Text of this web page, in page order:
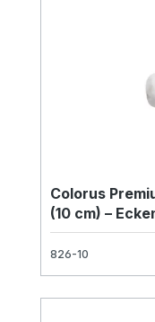
Colorus
(10 cm) –
Lacke (13 mm
826-10